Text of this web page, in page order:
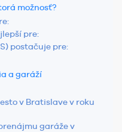
možnosť?
pre:
postačuje pre:
a garáží
v Bratislave v roku
garáže v